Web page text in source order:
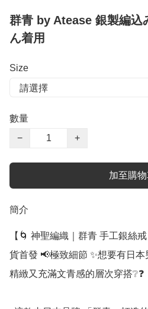
群青 by Atease 銀製編
ん着用
Size
數量
−
+
加至購
簡介
【🌀 神聖編織｜群青 手工銀絲
貨首發 📢極致細節 ✨想要有日本
精緻又充滿文青感的層次穿搭❔❓